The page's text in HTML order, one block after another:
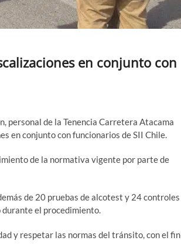
en conjunto con
personal de la Tenencia Carretera Atacama
en conjunto con funcionarios de SII Chile.
de la normativa vigente por parte de
de 20 pruebas de alcotest y 24 controles
el procedimiento.
y respetar las normas del tránsito, con el fin